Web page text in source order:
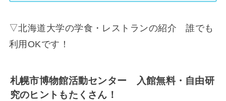
▽北海道大学の学食・レストランの紹介 誰でも
利用OKです！
札幌市博物館活動センター 入館無料・自由研
究のヒントもたくさん！